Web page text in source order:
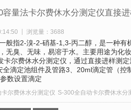
容量法卡尔费休水分测定仪直接
浏览量：3688
般指2-溴-2-硝基-1,3-丙二醇，是一种
无臭、无味，易溶于水。主要用途为化
卡尔费休水分测定仪，通过直接进样测
全滴定池组件及管路3、20ml滴定管（
数设置滴定
卡尔费休水分测定仪 S-300全自动卡尔费休水分